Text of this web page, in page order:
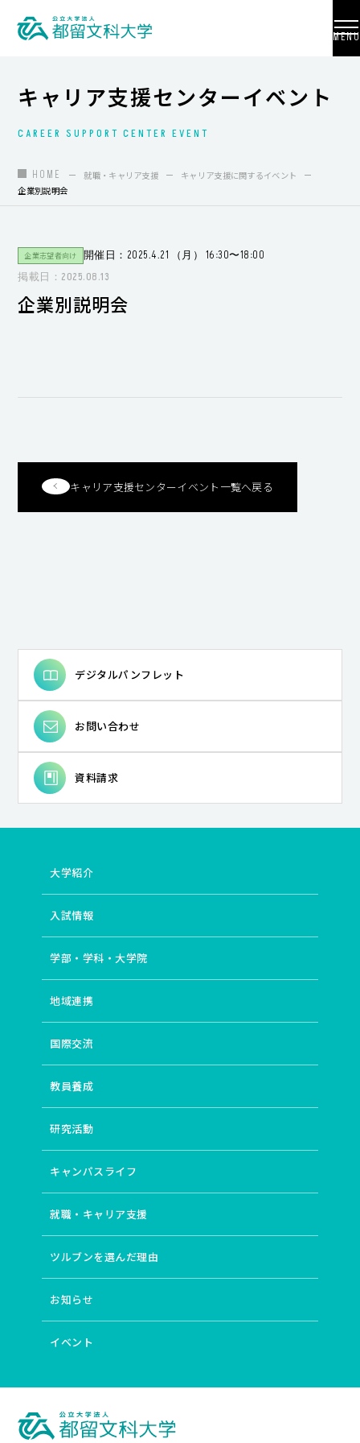
MENU
大学紹介
入試情報
学部・学科・大学院
国際交流
教員養成
キャリア支援センターイベント
CAREER SUPPORT CENTER EVENT
HOME 就職・キャリア支援
キャリア支援に関するイベント
企業別説明会
企業志望者向け
開催日：2025.4.21 （月） 16:30〜18:00
掲載日：2025.08.13
企業別説明会
キャリア支援センターイベント一覧へ戻る
デジタルパンフレット
お問い合わせ
資料請求
大学紹介
入試情報
学部・学科・大学院
地域連携
国際交流
教員養成
研究活動
キャンパスライフ
就職・キャリア支援
ツルブンを選んだ理由
お知らせ
イベント